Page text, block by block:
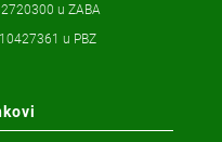
u ZABA
u PBZ